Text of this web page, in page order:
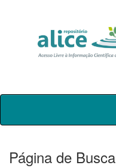
Skip
Página de Busca